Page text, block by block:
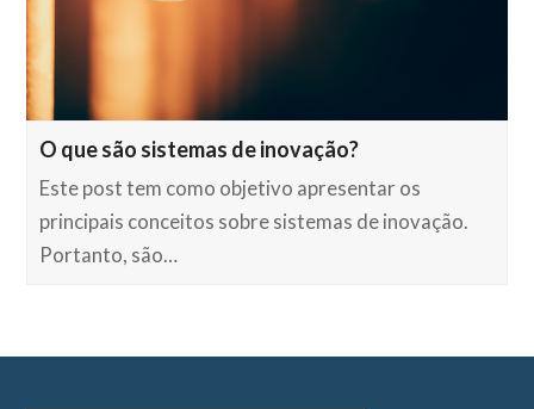
O que são sistemas de inovação?
Este post tem como objetivo apresentar os
principais conceitos sobre sistemas de inovação.
Portanto, são…